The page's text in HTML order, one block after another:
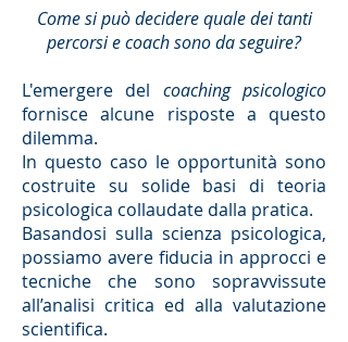
Come si può decidere quale dei tanti
percorsi e coach sono da seguire?
L'emergere del coaching psicologico
fornisce alcune risposte a questo
dilemma.
In questo caso le opportunità sono
costruite su solide basi di teoria
psicologica collaudate dalla pratica.
Basandosi sulla scienza psicologica,
possiamo avere fiducia in approcci e
tecniche che sono sopravvissute
all’analisi critica ed alla valutazione
scientifica.